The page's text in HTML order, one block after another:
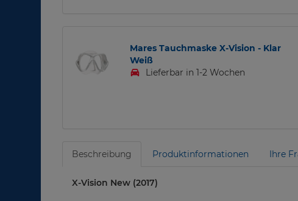
Mares Tauchmaske X-Vision - Klar
Weiß
Lieferbar in 1-2 Wochen
Beschreibung Produktinformationen Ihre
X-Vision New (2017)